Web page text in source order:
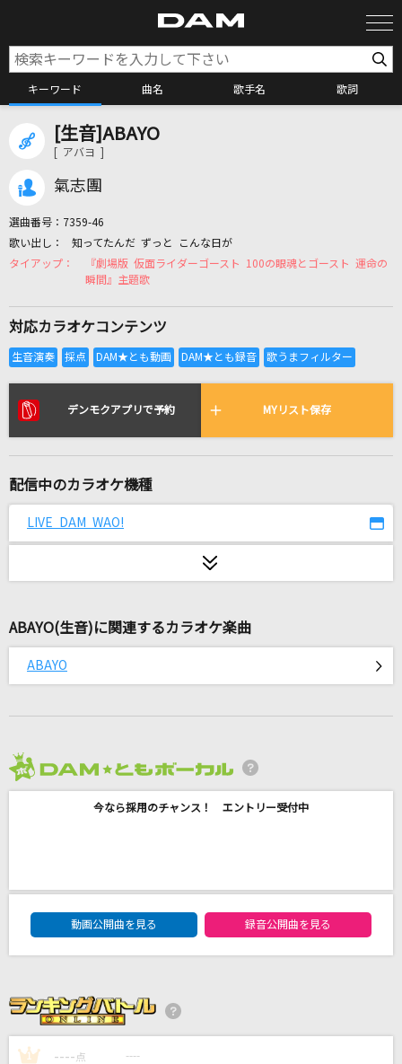
キーワード 曲名 歌手名 歌詞
カラオケ検索
カラオケリクエスト
全国りれき
リアルタイムで歌われている曲の一覧
ハレンチ
ガッチェン!
卒業
田中昌之&大門一也
花束
[生音]明日晴れるかな
桑田佳祐
ミックスナッツ
Official髭男dism
[生音]DESIRE～情熱～
しわあわせ
Vaundy
[生音]ABAYO
[ アバヨ ]
氣志團
選曲番号： 7359-46
知ってたんだ ずっと こんな日が
『劇場版 仮面ライダーゴースト 100の眼魂とゴースト 運命の
瞬間』主題歌
対応カラオケコンテンツ
デンモクアプリで予約 MYリスト保存
配信中のカラオケ機種
LIVE DAM WAO!
ABAYO(生音)に関連するカラオケ楽曲
ABAYO
今なら採用のチャンス！ エントリー受付中
DAM★ともボーカルエントリーランキング
動画公開曲を見る
録音公開曲を見る
1 ---- 点 ----